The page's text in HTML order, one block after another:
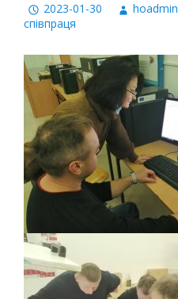
2023-01-30 hoadmin
співпраця